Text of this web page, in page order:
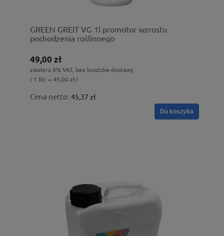
GREEN GREIT VG 1l promotor wzrostu
pochodzenia roślinnego
49,00 zł
zawiera 8% VAT, bez kosztów dostawy
( 1 litr = 49,00 zł )
Cena netto: 45,37 zł
Do koszyka